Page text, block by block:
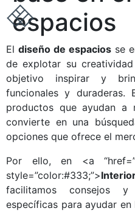
espacios
El diseño de espacios se
de explotar su
objetivo inspirar y
funcionales y duraderas.
productos que ayudan a
convierte en una
opciones que ofrece el
Por ello, en <a
style=”color:#333;”>
facilitamos consejos y
específicas para ayudar